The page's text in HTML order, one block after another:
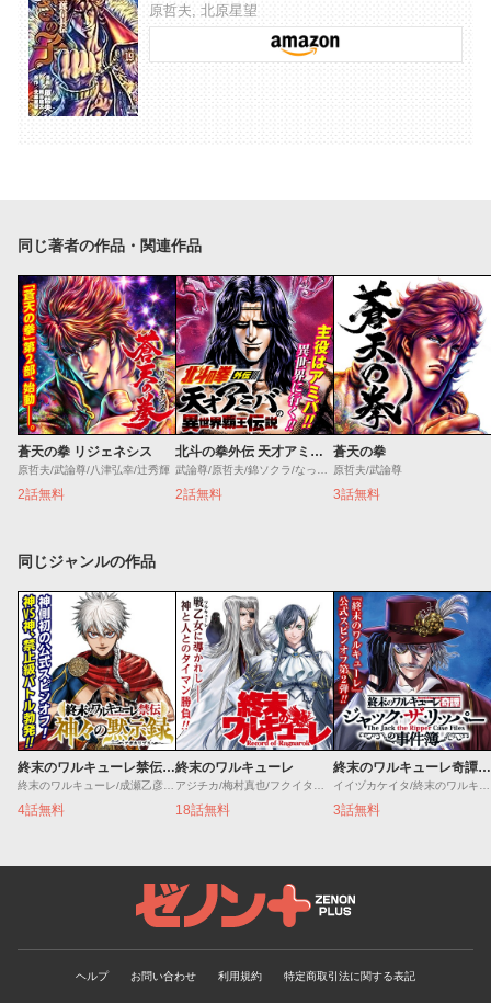
原哲夫, 北原星望
同じ著者の作品・関連作品
蒼天の拳 リジェネシス
原哲夫/武論尊/八津弘幸/辻秀輝
2話無料
北斗の拳外伝 天才アミバの異世界覇王伝説
2話無料
蒼天の拳
原哲夫/武論尊
3話無料
同じジャンルの作品
終末のワルキューレ禁伝 神々の黙示録
4話無料
終末のワルキューレ
18話無料
終末のワルキューレ奇譚 ジャック・ザ・リッパーの事件簿
3話無料
ゼノンプラス
ヘルプ お問い合わせ 利用規約 特定商取引法に関する表記